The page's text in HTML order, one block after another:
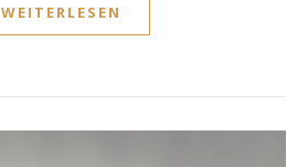
WEITERLESEN